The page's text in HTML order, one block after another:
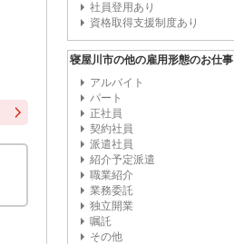
社員登用あり
資格取得支援制度あり
寝屋川市の他の雇用形態のお仕事
アルバイト
パート
正社員
契約社員
派遣社員
紹介予定派遣
職業紹介
業務委託
独立開業
嘱託
その他